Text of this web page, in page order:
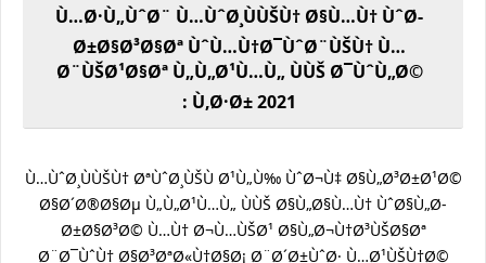
Ù…Ø·Ù„ÙˆØ¨ Ù…ÙˆØ¸ÙÙŠÙ† Ø§Ù…Ù† ÙˆØ­
Ø±Ø§Ø³Ø§Øª ÙˆÙ…Ù†Ø¯ÙˆØ¨ÙŠÙ† Ù…
Ø¨ÙŠØ¹Ø§Øª Ù„Ù„Ø¹Ù…Ù„ ÙÙŠ Ø¯ÙˆÙ„Ø©
Ù‚Ø·Ø± 2021 :
Ù…ÙˆØ¸ÙÙŠÙ† ØªÙˆØ¸ÙŠÙ Ø¹Ù„Ù‰ ÙˆØ¬Ù‡ Ø§Ù„Ø³Ø±Ø¹Ø©
Ø§Ø´Ø®Ø§Øµ Ù„Ù„Ø¹Ù…Ù„ ÙÙŠ Ø§Ù„Ø§Ù…Ù† ÙˆØ§Ù„Ø­
Ø±Ø§Ø³Ø© Ù…Ù† Ø¬Ù…ÙŠØ¹ Ø§Ù„Ø¬Ù†Ø³ÙŠØ§Øª
Ø¨Ø¯ÙˆÙ† Ø§Ø³ØªØ«Ù†Ø§Ø¡ Ø¨Ø´Ø±ÙˆØ· Ù…Ø¹ÙŠÙ†Ø©